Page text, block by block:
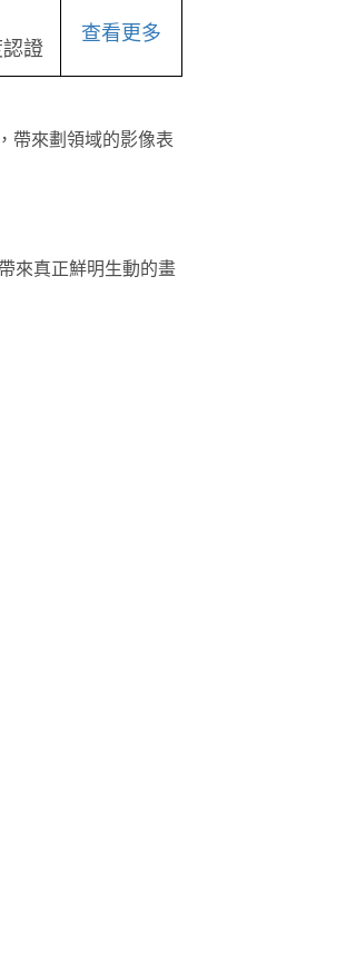
證
查看更多
帶來劃領域的影像表
來真正鮮明生動的畫